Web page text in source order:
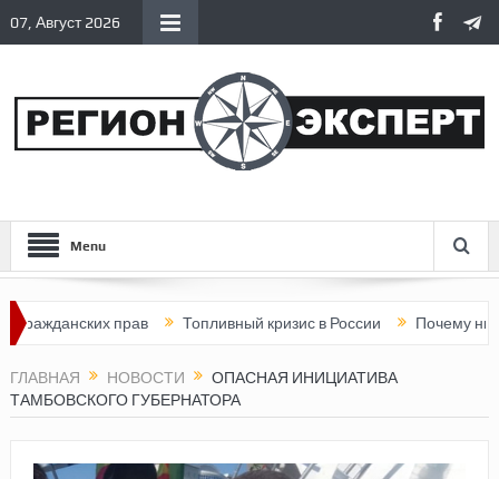
07, Август 2026
Menu
прав Топливный кризис в России Почему нынешняя
ГЛАВНАЯ НОВОСТИ
ОПАСНАЯ ИНИЦИАТИВА
ТАМБОВСКОГО ГУБЕРНАТОРА